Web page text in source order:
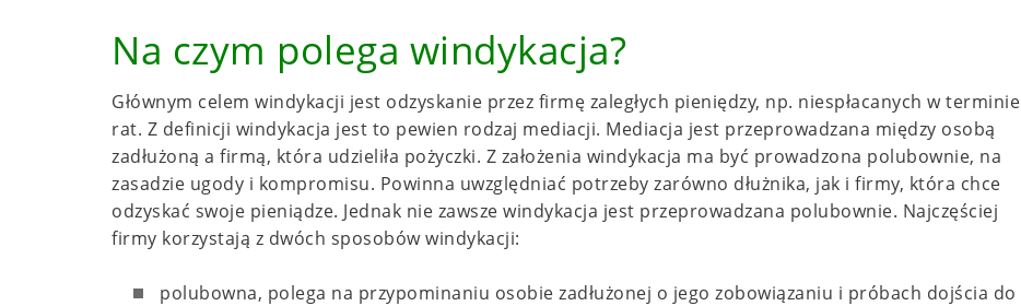
Na czym polega windykacja?
Głównym celem windykacji jest odzyskanie przez firmę zaległych pieniędzy, np. niespłacanych w terminie
rat. Z definicji windykacja jest to pewien rodzaj mediacji. Mediacja jest przeprowadzana między osobą
zadłużoną a firmą, która udzieliła pożyczki. Z założenia windykacja ma być prowadzona polubownie, na
zasadzie ugody i kompromisu. Powinna uwzględniać potrzeby zarówno dłużnika, jak i firmy, która chce
odzyskać swoje pieniądze. Jednak nie zawsze windykacja jest przeprowadzana polubownie. Najczęściej
firmy korzystają z dwóch sposobów windykacji:
polubowna, polega na przypominaniu osobie zadłużonej o jego zobowiązaniu i próbach dojścia do